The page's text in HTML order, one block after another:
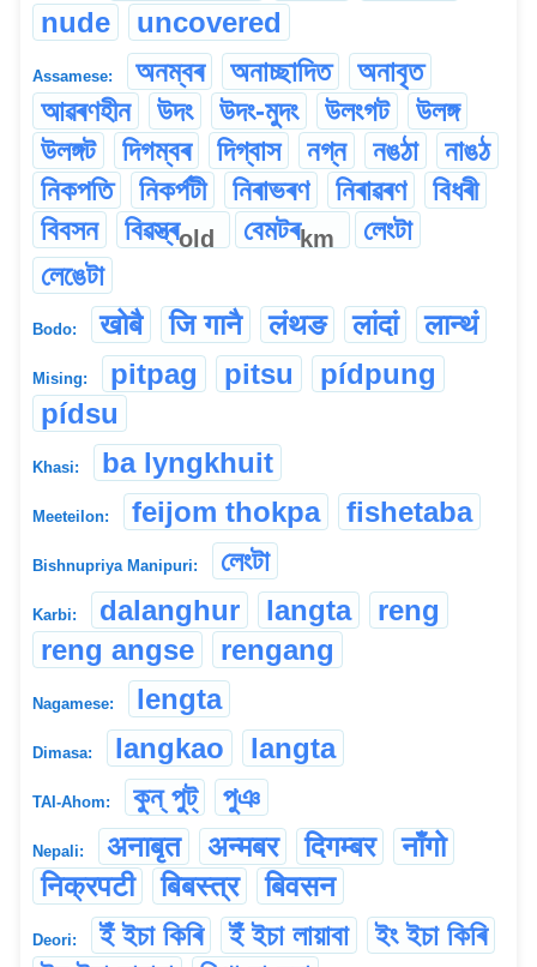
nude
uncovered
Assamese: অনম্বৰ অনাচ্ছাদিত
অনাবৃত
আৱৰণহীন
উদং উদং-মুদং উলংগট
উলঙ্গ
উলঙ্গট
দিগম্বৰ দিগ্বাস নগ্ন নঙঠা
নাঙঠ
নিকপতি
নিকৰ্পটী নিৰাভৰণ নিৰাৱৰণ
বিধৰী
বিবসন
বিৱস্ত্ৰold বেমটৰkm
লেংটা
লেঙেটা
Bodo: खोबै जि गानै लंथङ लांदां लान्थं
Mising: pitpag pitsu
pídpung
pídsu
Khasi: ba lyngkhuit
Meeteilon: feijom thokpa fishetaba
Bishnupriya Manipuri: লেংটা
Karbi: dalanghur langta
reng
reng angse
rengang
Nagamese: lengta
Dimasa: langkao langta
TAI-Ahom: কুন্ পুট্ পুঞ
Nepali: अनाबृत अन्मबर दिगम्बर
नाँगो
निक्रपटी
बिबस्त्र बिवसन
Deori: ইঁ ইচা কিৰি ইঁ ইচা লায়াবা
ইং ইচা কিৰি